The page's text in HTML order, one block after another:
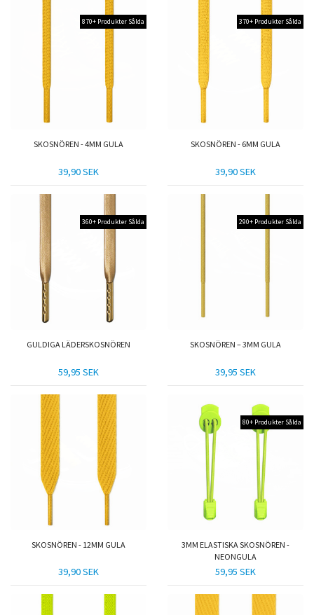
870+ Produkter Sålda
SKOSNÖREN - 4MM GULA
39,90 SEK
370+ Produkter Sålda
SKOSNÖREN - 6MM GULA
39,90 SEK
360+ Produkter Sålda
GULDIGA LÄDERSKOSNÖREN
59,95 SEK
290+ Produkter Sålda
SKOSNÖREN – 3MM GULA
39,95 SEK
SKOSNÖREN - 12MM GULA
39,90 SEK
80+ Produkter Sålda
3MM ELASTISKA SKOSNÖREN -
NEONGULA
59,95 SEK